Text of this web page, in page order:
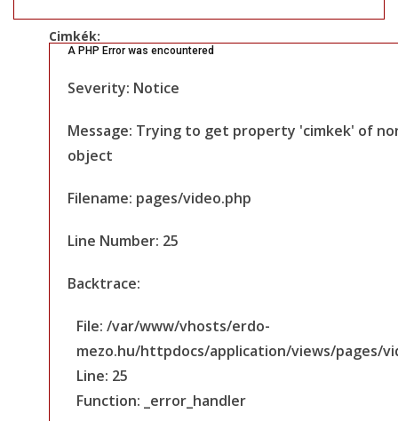
Cimkék:
A PHP Error was encountered
Severity: Notice
Message: Trying to get property 'cimkek' of
object
Filename: pages/video.php
Line Number: 25
Backtrace:
File: /var/www/vhosts/erdo-
mezo.hu/httpdocs/application/views/pages/
Line: 25
Function: _error_handler